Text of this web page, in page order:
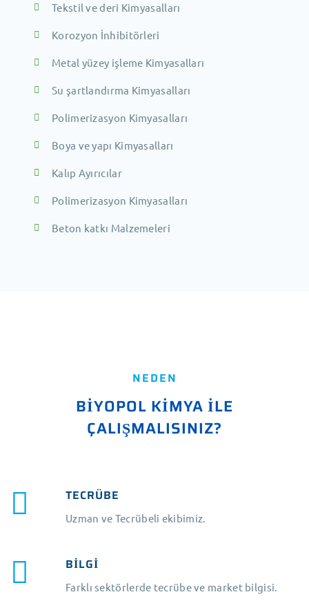
Tekstil ve deri Kimyasalları
Korozyon İnhibitörleri
Metal yüzey işleme Kimyasalları
Su şartlandırma Kimyasalları
Polimerizasyon Kimyasalları
Boya ve yapı Kimyasalları
Kalıp Ayırıcılar
Polimerizasyon Kimyasalları
Beton katkı Malzemeleri
NEDEN
BİYOPOL KİMYA İLE
ÇALIŞMALISINIZ?
TECRÜBE
Uzman ve Tecrübeli ekibimiz.
BİLGİ
Farklı sektörlerde tecrübe ve market bilgisi.